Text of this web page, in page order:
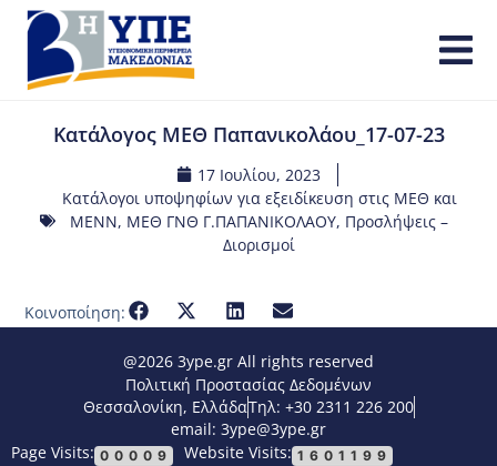
Κατάλογος ΜΕΘ Παπανικολάου_17-07-23
17 Ιουλίου, 2023
Κατάλογοι υποψηφίων για εξειδίκευση στις ΜΕΘ και
ΜΕΝΝ, ΜΕΘ ΓΝΘ Γ.ΠΑΠΑΝΙΚΟΛΑΟΥ, Προσλήψεις –
Διορισμοί
Κοινοποίηση:
@2026 3ype.gr All rights reserved
Πολιτική Προστασίας Δεδομένων
Θεσσαλονίκη, ΕλλάδαΤηλ: +30 2311 226 200
email: 3ype@3ype.gr
Page Visits: 00009 Website Visits: 1601199